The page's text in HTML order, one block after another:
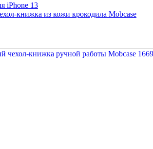
iPhone 13
книжка из кожи крокодила Mobcase